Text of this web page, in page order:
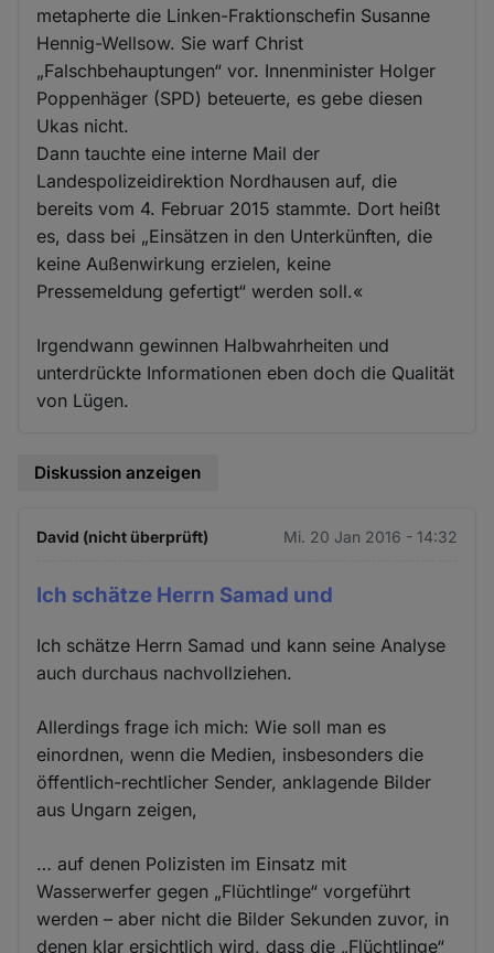
metapherte die Linken-Fraktionschefin Susanne
Hennig-Wellsow. Sie warf Christ
„Falschbehauptungen“ vor. Innenminister Holger
Poppenhäger (SPD) beteuerte, es gebe diesen
Ukas nicht.
Dann tauchte eine interne Mail der
Landespolizeidirektion Nordhausen auf, die
bereits vom 4. Februar 2015 stammte. Dort heißt
es, dass bei „Einsätzen in den Unterkünften, die
keine Außenwirkung erzielen, keine
Pressemeldung gefertigt“ werden soll.«
Irgendwann gewinnen Halbwahrheiten und
unterdrückte Informationen eben doch die Qualität
von Lügen.
Diskussion anzeigen
David (nicht überprüft) Mi. 20 Jan 2016 - 14:32
Ich schätze Herrn Samad und
Ich schätze Herrn Samad und kann seine Analyse
auch durchaus nachvollziehen.
Allerdings frage ich mich: Wie soll man es
einordnen, wenn die Medien, insbesonders die
öffentlich-rechtlicher Sender, anklagende Bilder
aus Ungarn zeigen,
… auf denen Polizisten im Einsatz mit
Wasserwerfer gegen „Flüchtlinge“ vorgeführt
werden – aber nicht die Bilder Sekunden zuvor, in
denen klar ersichtlich wird, dass die „Flüchtlinge“